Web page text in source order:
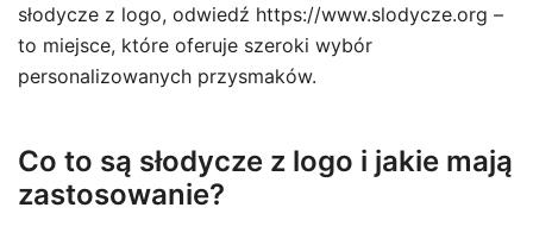
słodycze z logo, odwiedź https://www.slodycze.org –
to miejsce, które oferuje szeroki wybór
personalizowanych przysmaków.
Co to są słodycze z logo i jakie mają
zastosowanie?